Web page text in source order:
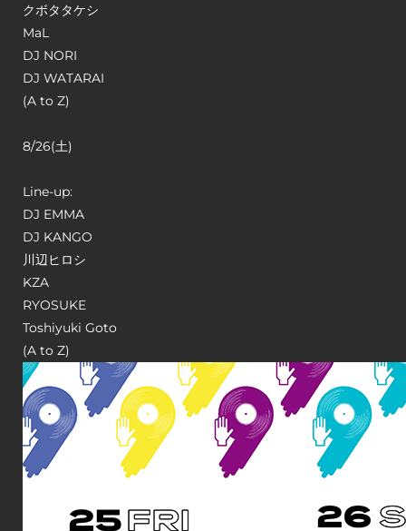
クボタタケシ
MaL
DJ NORI
DJ WATARAI
(A to Z)
8/26(土)
Line-up:
DJ EMMA
DJ KANGO
川辺ヒロシ
KZA
RYOSUKE
Toshiyuki Goto
(A to Z)